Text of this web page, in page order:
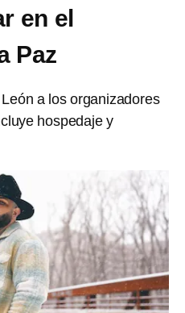
en el
Paz
a los organizadores
hospedaje y